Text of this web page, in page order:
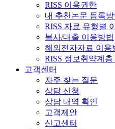
RISS 이용권한
내 추천논문 등록방
RISS 자료 유형별
복사/대출 이용방법
해외전자자료 이용
RISS 정보취약계
고객센터
자주 찾는 질문
상담 신청
상담 내역 확인
고객제안
신고센터